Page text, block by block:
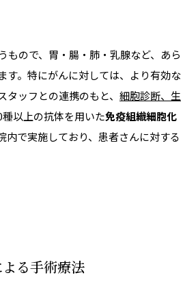
もので、胃・腸・肺・乳腺など、あら
す。特にがんに対しては、より有効な
ッフとの連携のもと、 細胞診断、生
種以上の抗体を用いた免疫組織細胞化
内で実施しており、患者さんに対する
る手術療法